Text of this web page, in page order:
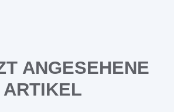
ANGESEHENE
ARTIKEL